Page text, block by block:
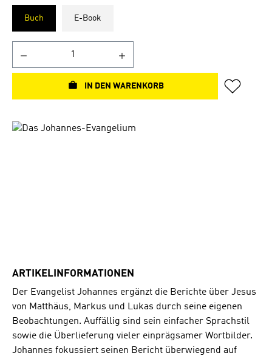
Buch E-Book
IN DEN WARENKORB
Bildergalerie überspringen
ARTIKELINFORMATIONEN
Der Evangelist Johannes ergänzt die Berichte über Jesus
von Matthäus, Markus und Lukas durch seine eigenen
Beobachtungen. Auffällig sind sein einfacher Sprachstil
sowie die Überlieferung vieler einprägsamer Wortbilder.
Johannes fokussiert seinen Bericht überwiegend auf